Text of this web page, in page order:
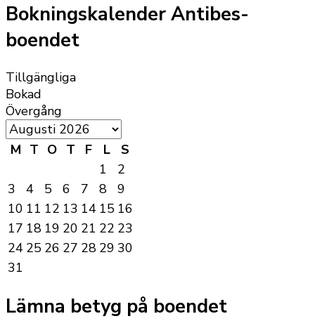
Bokningskalender Antibes-
boendet
Tillgängliga
Bokad
Övergång
M T O T F L
S
1
2
3
4 5 6 7 8
9
10 11 12 13 14 15 16
17 18 19 20 21 22 23
24 25 26 27 28 29 30
31
Lämna betyg på boendet